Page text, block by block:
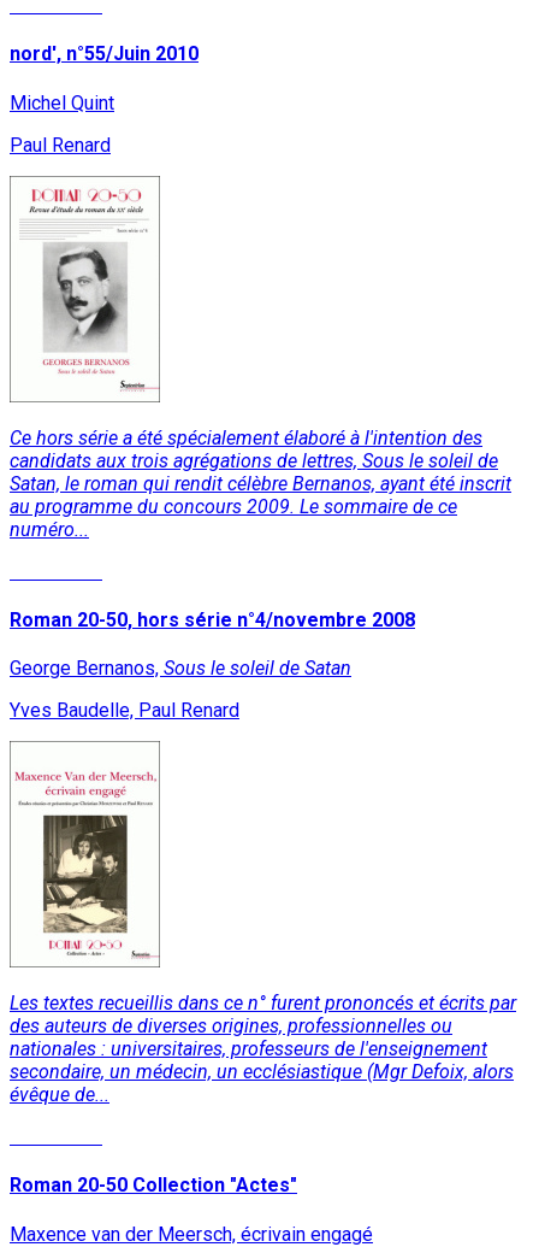
nord', n°55/Juin 2010
Michel Quint
Paul Renard
Ce hors série a été spécialement élaboré à l'intention des
candidats aux trois agrégations de lettres, Sous le soleil de
Satan, le roman qui rendit célèbre Bernanos, ayant été inscrit
au programme du concours 2009. Le sommaire de ce
numéro...
Roman 20-50, hors série n°4/novembre 2008
George Bernanos, Sous le soleil de Satan
Yves Baudelle, Paul Renard
Les textes recueillis dans ce n° furent prononcés et écrits par
des auteurs de diverses origines, professionnelles ou
nationales : universitaires, professeurs de l'enseignement
secondaire, un médecin, un ecclésiastique (Mgr Defoix, alors
évêque de...
Roman 20-50 Collection "Actes"
Maxence van der Meersch, écrivain engagé